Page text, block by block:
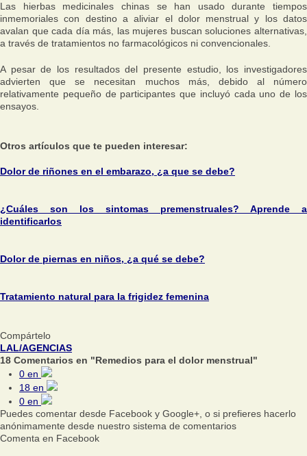
Las hierbas medicinales chinas se han usado durante tiempos
inmemoriales con destino a aliviar el dolor menstrual y los datos
avalan que cada día más, las mujeres buscan soluciones alternativas,
a través de tratamientos no farmacológicos ni convencionales.
A pesar de los resultados del presente estudio, los investigadores
advierten que se necesitan muchos más, debido al número
relativamente pequeño de participantes que incluyó cada uno de los
ensayos.
Otros artículos que te pueden interesar:
Dolor de riñones en el embarazo, ¿a que se debe?
¿Cuáles son los sintomas premenstruales? Aprende a
identificarlos
Dolor de piernas en niños, ¿a qué se debe?
Tratamiento natural para la frigidez femenina
Compártelo
LAL/AGENCIAS
18 Comentarios en "Remedios para el dolor menstrual"
0 en
18 en
0 en
Puedes comentar desde Facebook y Google+, o si prefieres hacerlo
anónimamente desde nuestro sistema de comentarios
Comenta en Facebook